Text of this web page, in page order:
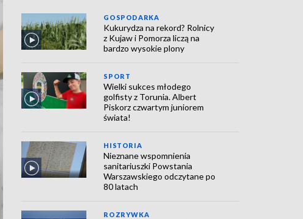
GOSPODARKA
Kukurydza na rekord? Rolnicy
z Kujaw i Pomorza liczą na
bardzo wysokie plony
SPORT
Wielki sukces młodego
golfisty z Torunia. Albert
Piskorz czwartym juniorem
świata!
HISTORIA
Nieznane wspomnienia
sanitariuszki Powstania
Warszawskiego odczytane po
80 latach
ROZRYWKA